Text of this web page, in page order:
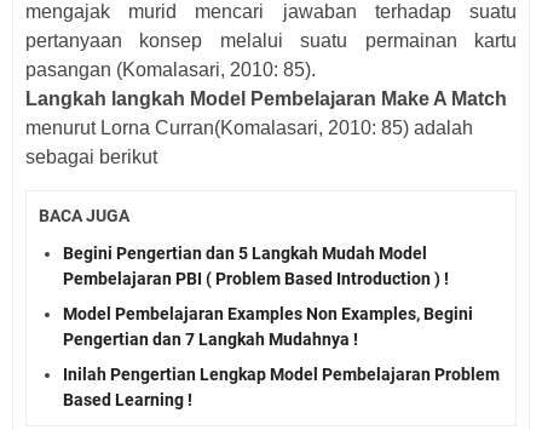
mengajak murid mencari jawaban terhadap suatu
pertanyaan konsep melalui suatu permainan kartu
pasangan (Komalasari, 2010: 85).
Langkah langkah Model Pembelajaran Make A Match
menurut Lorna Curran(Komalasari, 2010: 85) adalah
sebagai berikut
BACA JUGA
Begini Pengertian dan 5 Langkah Mudah Model
Pembelajaran PBI ( Problem Based Introduction ) !
Model Pembelajaran Examples Non Examples, Begini
Pengertian dan 7 Langkah Mudahnya !
Inilah Pengertian Lengkap Model Pembelajaran Problem
Based Learning !